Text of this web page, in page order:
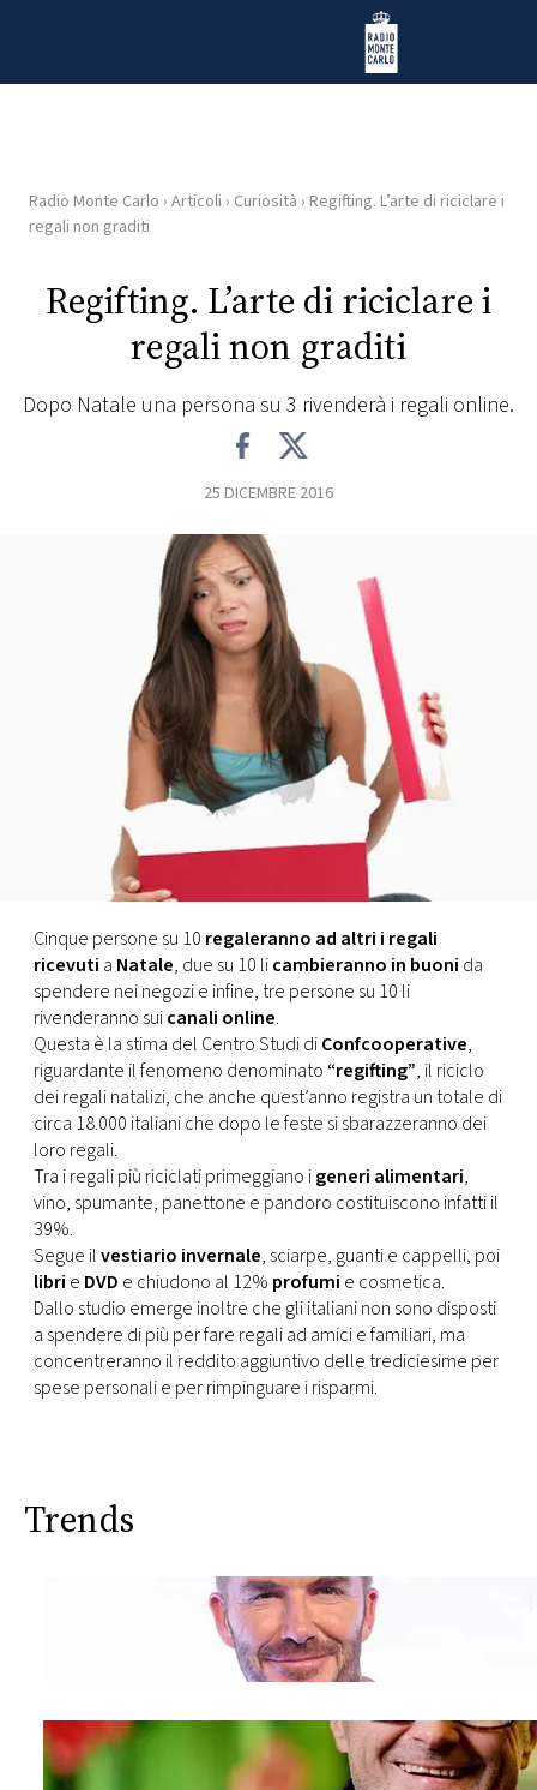
Radio Monte Carlo
HOME
RADIO
CONCORSI
PRINCIPATO
DI
MONACO
RMC
CONSIGLIA
Radio Monte Carlo › Articoli › Curiosità › Regifting. L’arte di riciclare i
regali non graditi
Regifting. L’arte di riciclare i
regali non graditi
Dopo Natale una persona su 3 rivenderà i regali online.
25 DICEMBRE 2016
Cinque persone su 10 regaleranno ad altri i regali
ricevuti a Natale, due su 10 licambieranno in buoni da
spendere nei negozi e infine, tre persone su 10 li
rivenderanno suicanali online.
Questa è la stima del Centro Studi diConfcooperative,
riguardante il fenomeno denominato “regifting”, il riciclo
dei regali natalizi, che anche quest’anno registra un totale di
circa 18.000 italiani che dopo le feste si sbarazzeranno dei
loro regali.
Tra i regali più riciclati primeggiano igeneri alimentari,
vino, spumante, panettone e pandoro costituiscono infatti il
39%.
Segue ilvestiario invernale, sciarpe, guanti e cappelli, poi
libri e DVD e chiudono al 12% profumi e cosmetica.
Dallo studio emerge inoltre che gli italiani non sono disposti
a spendere di più per fare regali ad amici e familiari, ma
concentreranno il reddito aggiuntivo delle trediciesime per
spese personali e per rimpinguare i risparmi.
Trends